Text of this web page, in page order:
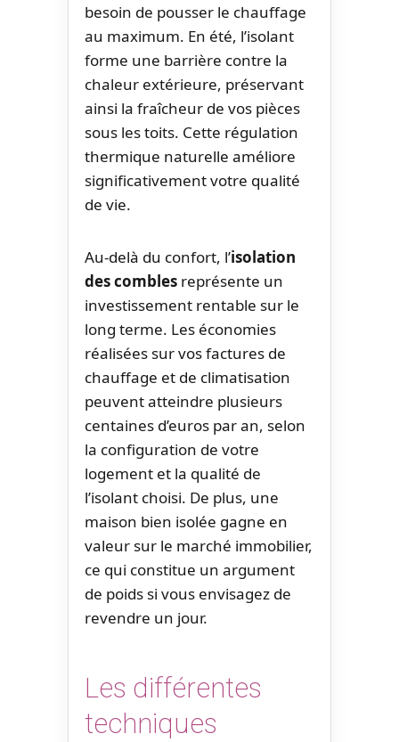
besoin de pousser le chauffage
au maximum. En été, l’isolant
forme une barrière contre la
chaleur extérieure, préservant
ainsi la fraîcheur de vos pièces
sous les toits. Cette régulation
thermique naturelle améliore
significativement votre qualité
de vie.
Au-delà du confort, l’isolation
des combles représente un
investissement rentable sur le
long terme. Les économies
réalisées sur vos factures de
chauffage et de climatisation
peuvent atteindre plusieurs
centaines d’euros par an, selon
la configuration de votre
logement et la qualité de
l’isolant choisi. De plus, une
maison bien isolée gagne en
valeur sur le marché immobilier,
ce qui constitue un argument
de poids si vous envisagez de
revendre un jour.
Les différentes
techniques